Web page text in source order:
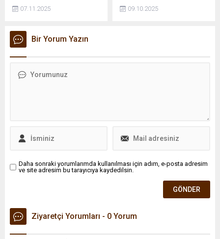
Güvenlik Kurumumuz
çocuklarımızın tetkik, tahlil
ve tedavi süreçlerinde
ilacı geri ödeme
07.11.2025
ateşkes ve rehinelerin
09.10.2025
Bir Yorum Yazın
Daha sonraki yorumlarımda kullanılması için adım, e-posta adresim
ve site adresim bu tarayıcıya kaydedilsin.
Ziyaretçi Yorumları - 0 Yorum